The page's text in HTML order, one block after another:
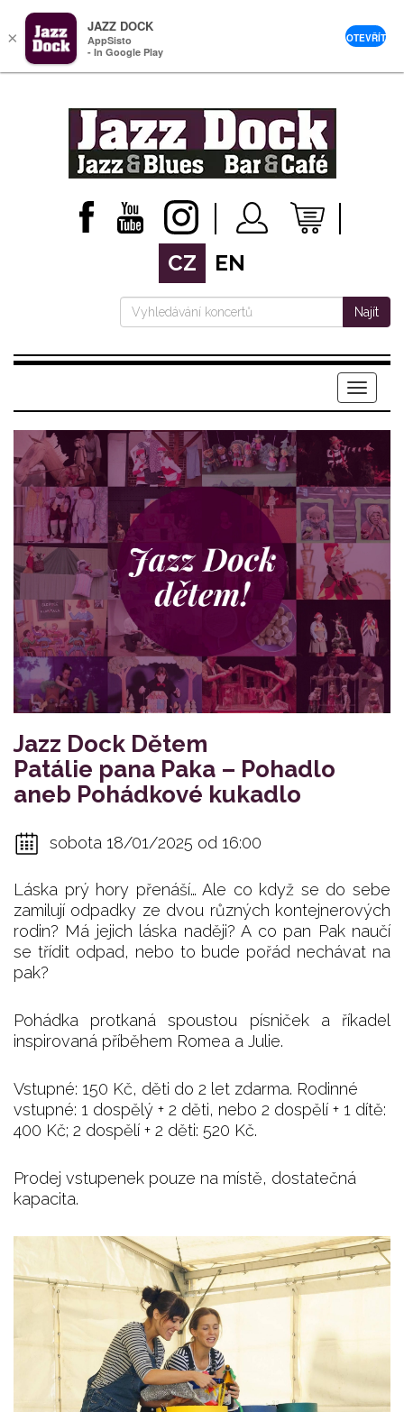
CZ EN
Najít
Menu
Jazz Dock Dětem
Patálie pana Paka – Pohadlo
aneb Pohádkové kukadlo
sobota 18/01/2025 od 16:00
Láska prý hory přenáší… Ale co když se do sebe
zamilují odpadky ze dvou různých kontejnerových
rodin? Má jejich láska naději? A co pan Pak naučí
se třídit odpad, nebo to bude pořád nechávat na
pak?
Pohádka protkaná spoustou písniček a říkadel
inspirovaná příběhem Romea a Julie.
Vstupné: 150 Kč, děti do 2 let zdarma. Rodinné
vstupné: 1 dospělý + 2 děti, nebo 2 dospělí + 1 dítě:
400 Kč; 2 dospělí + 2 děti: 520 Kč.
Prodej vstupenek pouze na místě, dostatečná
kapacita.
×
JAZZ DOCK
AppSisto
- In Google Play
OTEVŘÍT